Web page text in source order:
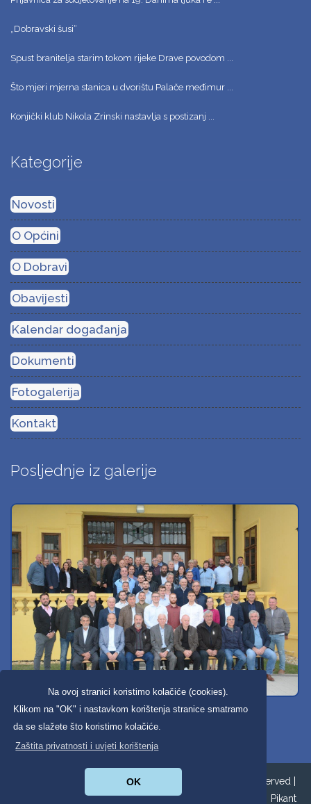
Na ovoj stranici koristimo kolačiće (cookies).
Klikom na "OK" i nastavkom korištenja stranice smatramo
da se slažete što koristimo kolačiće.
Zaštita privatnosti i uvjeti korištenja
OK
„Dobravski šusi“
Spust branitelja starim tokom rijeke Drave povodom ...
Što mjeri mjerna stanica u dvorištu Palače međimur ...
Konjički klub Nikola Zrinski nastavlja s postizanj ...
Kategorije
Novosti
O Općini
O Dobravi
Obavijesti
Kalendar događanja
Dokumenti
Fotogalerija
Kontakt
Posljednje iz galerije
Svi dobravski košarkaši
Copyright ©2026. Općina Donja Dubrava All Rights Reserved |
Zaštita privatnosti|Digitalna pristupačnost Pikant